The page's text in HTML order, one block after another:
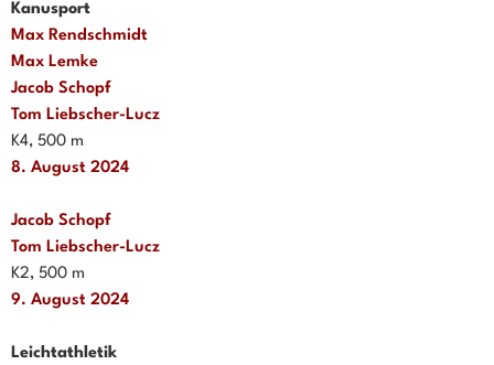
Kanusport
Max Rendschmidt
Max Lemke
Jacob Schopf
Tom Liebscher-Lucz
K4, 500 m
8. August 2024
Jacob Schopf
Tom Liebscher-Lucz
K2, 500 m
9. August 2024
Leichtathletik